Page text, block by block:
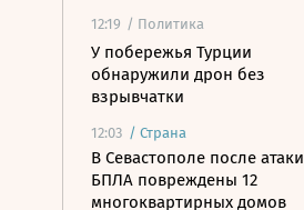
12:19 / Политика
У побережья Турции
обнаружили дрон без
взрывчатки
12:03 / Страна
В Севастополе после атаки
БПЛА повреждены 12
многоквартирных домов